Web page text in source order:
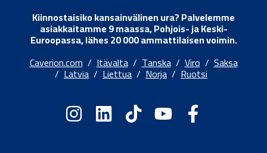
Kiinnostaisiko kansainvälinen ura? Palvelemme
asiakkaitamme 9 maassa, Pohjois- ja Keski-
Euroopassa, lähes 20 000 ammattilaisen voimin.
Caverion.com/Itävalta/Tanska/Viro/Saksa
/ Latvia / Liettua / Norja / Ruotsi